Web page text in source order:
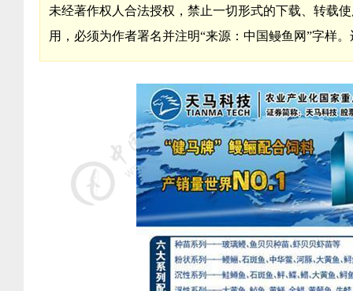
未经著作权人合法授权，禁止一切形式的下载、转载
用，必须为作者署名并注明“来源：中国鳗鱼网”字样